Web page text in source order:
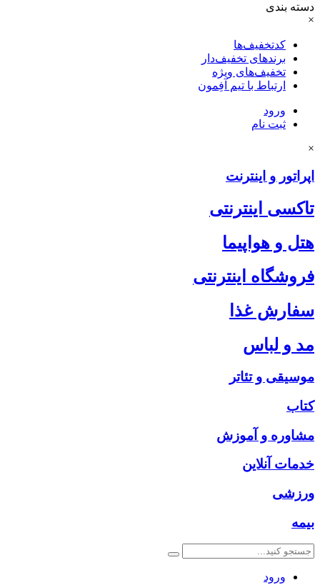
دسته بندی
×
کدتخفیف‌ها
برندهای تخفیف‌دار
تخفیف‌های ویژه
ارتباط با تیم آفِمون
ورود
ثبت نام
×
اپراتور و اینترنت
تاکسی اینترنتی
هتل و هواپیما
فروشگاه اینترنتی
سفارش غذا
مد و لباس
موسیقی و تئاتر
کتاب
مشاوره و آموزش
خدمات آنلاین
ورزشی
بیمه
ورود